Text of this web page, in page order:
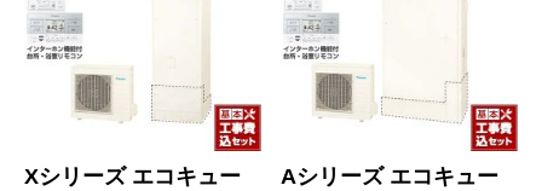
Xシリーズ エコキュー
Aシリーズ エコキュー